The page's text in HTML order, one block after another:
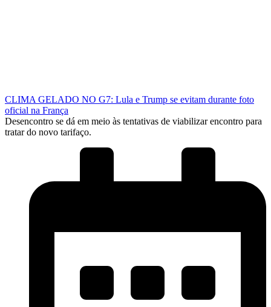
CLIMA GELADO NO G7: Lula e Trump se evitam durante foto
oficial na França
Desencontro se dá em meio às tentativas de viabilizar encontro para
tratar do novo tarifaço.